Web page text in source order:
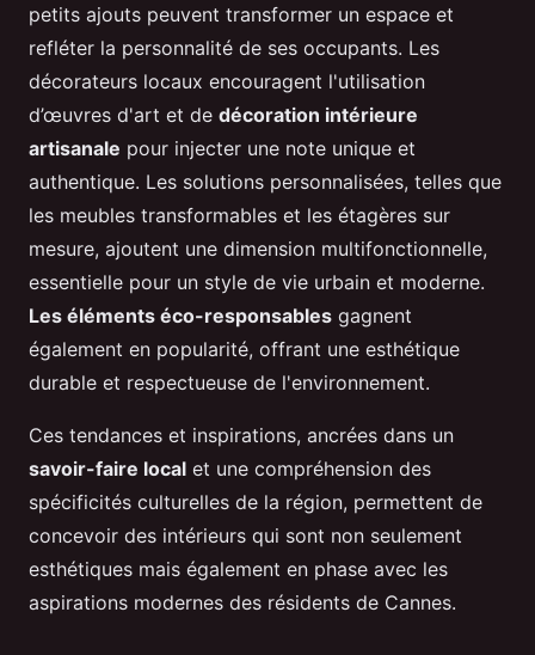
petits ajouts peuvent transformer un espace et
refléter la personnalité de ses occupants. Les
décorateurs locaux encouragent l'utilisation
d’œuvres d'art et de décoration intérieure
artisanale pour injecter une note unique et
authentique. Les solutions personnalisées, telles que
les meubles transformables et les étagères sur
mesure, ajoutent une dimension multifonctionnelle,
essentielle pour un style de vie urbain et moderne.
Les éléments éco-responsables gagnent
également en popularité, offrant une esthétique
durable et respectueuse de l'environnement.
Ces tendances et inspirations, ancrées dans un
savoir-faire local et une compréhension des
spécificités culturelles de la région, permettent de
concevoir des intérieurs qui sont non seulement
esthétiques mais également en phase avec les
aspirations modernes des résidents de Cannes.